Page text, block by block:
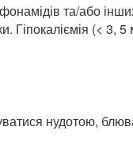
та/або
Гіпокаліємія (< 3,
нудотою,